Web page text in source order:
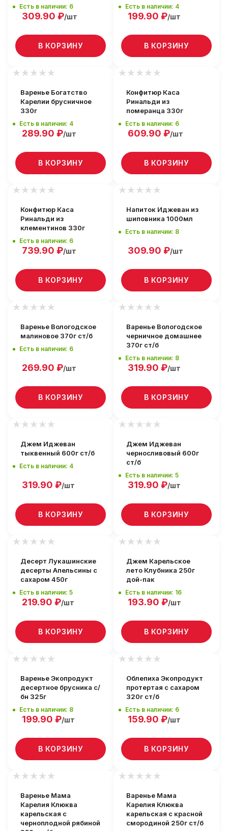
Есть в наличии: 6
309.90 ₽/шт
В КОРЗИНУ
Есть в наличии: 4
199.90 ₽/шт
В КОРЗИНУ
Варенье Богатство
Карелии брусничное
330г
Есть в наличии: 4
289.90 ₽/шт
В КОРЗИНУ
Конфитюр Каса
Ринальди из
померанца 330г
Есть в наличии: 6
609.90 ₽/шт
В КОРЗИНУ
Конфитюр Каса
Ринальди из
клементинов 330г
Есть в наличии: 6
739.90 ₽/шт
В КОРЗИНУ
Напиток Иджеван из
шиповника 1000мл
Есть в наличии: 8
309.90 ₽/шт
В КОРЗИНУ
Варенье Вологодское
малиновое 370г ст/б
Есть в наличии: 6
269.90 ₽/шт
В КОРЗИНУ
Варенье Вологодское
черничное домашнее
370г ст/б
Есть в наличии: 8
319.90 ₽/шт
В КОРЗИНУ
Джем Иджеван
тыквенный 600г ст/б
Есть в наличии: 4
319.90 ₽/шт
В КОРЗИНУ
Джем Иджеван
черносливовый 600г
ст/б
Есть в наличии: 5
319.90 ₽/шт
В КОРЗИНУ
Десерт Лукашинские
десерты Апельсины с
сахаром 450г
Есть в наличии: 5
219.90 ₽/шт
В КОРЗИНУ
Джем Карельское
лето Клубника 250г
дой-пак
Есть в наличии: 16
193.90 ₽/шт
В КОРЗИНУ
Варенье Экопродукт
десертное брусника с/
бн 325г
Есть в наличии: 8
199.90 ₽/шт
В КОРЗИНУ
Облепиха Экопродукт
протертая с сахаром
320г ст/б
Есть в наличии: 6
159.90 ₽/шт
В КОРЗИНУ
Варенье Мама
Карелия Клюква
карельская с
черноплодной рябиной
Варенье Мама
Карелия Клюква
карельская с красной
смородиной 250г ст/б